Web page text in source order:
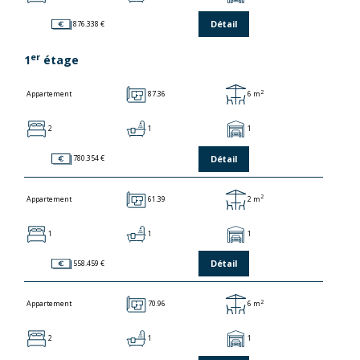
876.338 € Détail
1er étage
Appartement 87.36 6 m2
2 1 1
780.354 € Détail
Appartement 61.39 2 m2
1 1 1
558.459 € Détail
Appartement 70.96 6 m 2
2 1 1